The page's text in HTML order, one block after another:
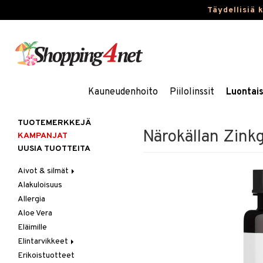
Täydellisiä
Kauneudenhoito Piilolinssit
Närokällan
TUOTEMERKKEJÄ
KAMPANJAT
UUSIA TUOTTEITA
Aivot & silmät
Muisti
Rasvahapot
Silmät
Alakuloisuus
Allergia
Aloe Vera
Eläimille
Elintarvikkeet
Hedelmät & pähkinät
Erikoistuotteet